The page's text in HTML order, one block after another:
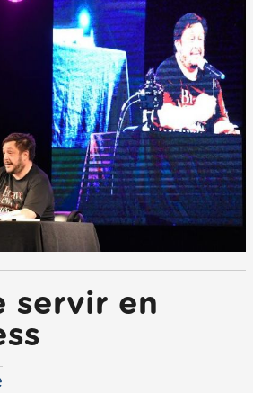
servir en